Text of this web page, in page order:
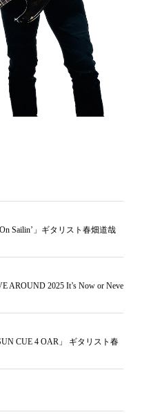
Sailin’」ギタリスト春畑道哉
AROUND 2025 It’s Now or Neve
CUE 4 OAR」 ギタリスト春